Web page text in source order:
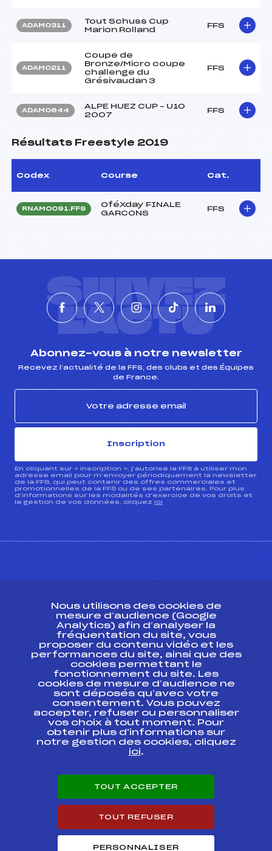
ADAM0311
Tout Schuss Cup
Marion Rolland
FFS
ADAM0211
Coupe de
Bronze/Micro coupe
challenge du
Grésivaudan 3
FFS
ADAM0644
ALPE HUEZ CUP – U10
2007
FFS
Résultats Freestyle 2019
Codex Course Cat.
RNAM0091.FFS
OféXday FINALE
GARCONS
FFS
SUIVEZ
L'ACTU
Abonnez-vous à notre newsletter
Recevez l’actualité de la FFS, des clubs et des Équipes
de France.
Inscription
En cliquant sur « inscription », j’autorise la FFS à utiliser mon
adresse email pour m’envoyer périodiquement la newsletter
de la FFS, qui peut contenir des offres commerciales et
promotionnelles de la FFS ou de ses partenaires. Pour plus
d’informations sur les modalités d’exercice de vos droits et
la gestion de vos données, cliquez ici
ESPACE PRESSE
Ressources
Pass’Neige
Projet sportif fédéral
Projet de performance fédéral
Antidopage
Pôle Développement, Formation, Suivi
Scientifique
Listes ministérielles
Pôle vie de l’athlète
Carrières
Nous utilisons des cookies de
mesure d’audience (Google
Analytics) afin d’analyser la
fréquentation du site, vous
proposer du contenu vidéo et les
performances du site, ainsi que des
cookies permettant le
fonctionnement du site. Les
cookies de mesure d’audience ne
sont déposés qu’avec votre
consentement. Vous pouvez
accepter, refuser ou personnaliser
vos choix à tout moment. Pour
obtenir plus d'informations sur
notre gestion des cookies, cliquez
ici.
TOUT ACCEPTER
TOUT REFUSER
PERSONNALISER